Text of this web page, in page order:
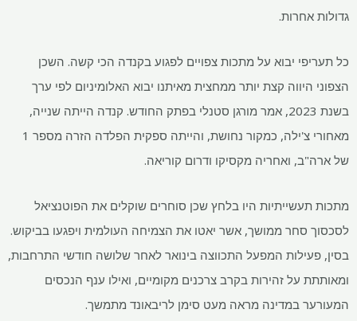
גדולות אחרות.
כל תעריפי יבוא על מתכות צפויים לפגוע בקנדה הכי קשה. השכן
הצפוני היווה קצת יותר ממחצית מאיתנו יבוא האלומיניום לפי ערך
בשנת 2023, אמר מורגן סטנלי בפתק החודש. קנדה הייתה שנייה,
מאחורי צ'ילה, כמקור נחושת, והייתה ספקית הפלדה הזרה מספר 1
של ארה"ב, ואחריה מקסיקו ודרום קוריאה.
מתכות תעשייתיות היו בלחץ שכן סוחרים שוקלים את הפוטנציאל
לסכסוך סחר ממושך, אשר יאטו את הצמיחה העולמית ויפגעו בביקוש.
בסין, פעילות המפעל התכווצה בינואר לאחר שלושה חודשי התרחבות,
ומאותתת על זהירות בקרב צרכנים מקומיים, ואילו ענף הנכסים
המעורער במדינה מראה מעט סימן לריבאונד מתמשך.